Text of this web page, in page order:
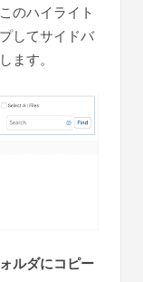
のハイライト
してサイドバ
ます。
ルダにコピー